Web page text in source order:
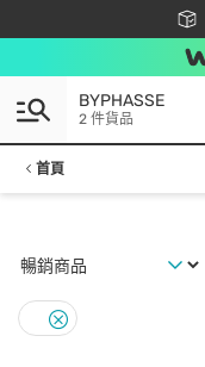
BYPHASSE
2 件貨品
首頁